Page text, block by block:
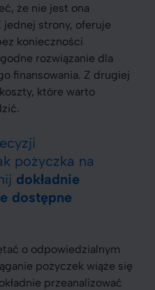
że nie jest ona
jednej strony, oferuje
konieczności
rozwiązanie dla
finansowania. Z drugiej
które warto
pożyczka na
dokładnie
dostępne
o odpowiedzialnym
pożyczek wiąże się
przeanalizować